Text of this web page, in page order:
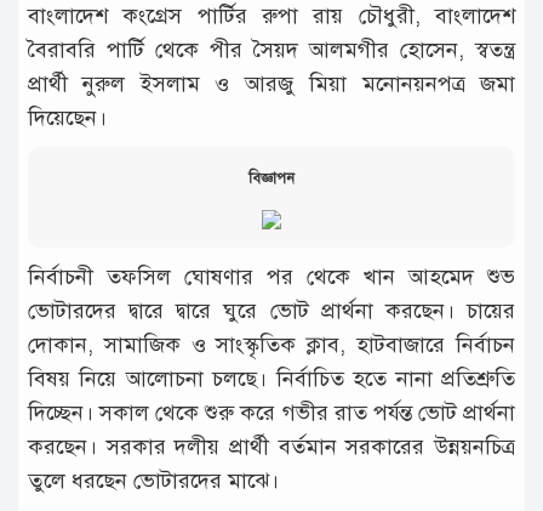
বাংলাদেশ কংগ্রেস পার্টির রুপা রায় চৌধুরী, বাংলাদেশ
বৈরাবরি পার্টি থেকে পীর সৈয়দ আলমগীর হোসেন, স্বতন্ত্র
প্রার্থী নুরুল ইসলাম ও আরজু মিয়া মনোনয়নপত্র জমা
দিয়েছেন।
বিজ্ঞাপন
নির্বাচনী তফসিল ঘোষণার পর থেকে খান আহমেদ শুভ
ভোটারদের দ্বারে দ্বারে ঘুরে ভোট প্রার্থনা করছেন। চায়ের
দোকান, সামাজিক ও সাংস্কৃতিক ক্লাব, হাটবাজারে নির্বাচন
বিষয় নিয়ে আলোচনা চলছে। নির্বাচিত হতে নানা প্রতিশ্রুতি
দিচ্ছেন। সকাল থেকে শুরু করে গভীর রাত পর্যন্ত ভোট প্রার্থনা
করছেন। সরকার দলীয় প্রার্থী বর্তমান সরকারের উন্নয়নচিত্র
তুলে ধরছেন ভোটারদের মাঝে।